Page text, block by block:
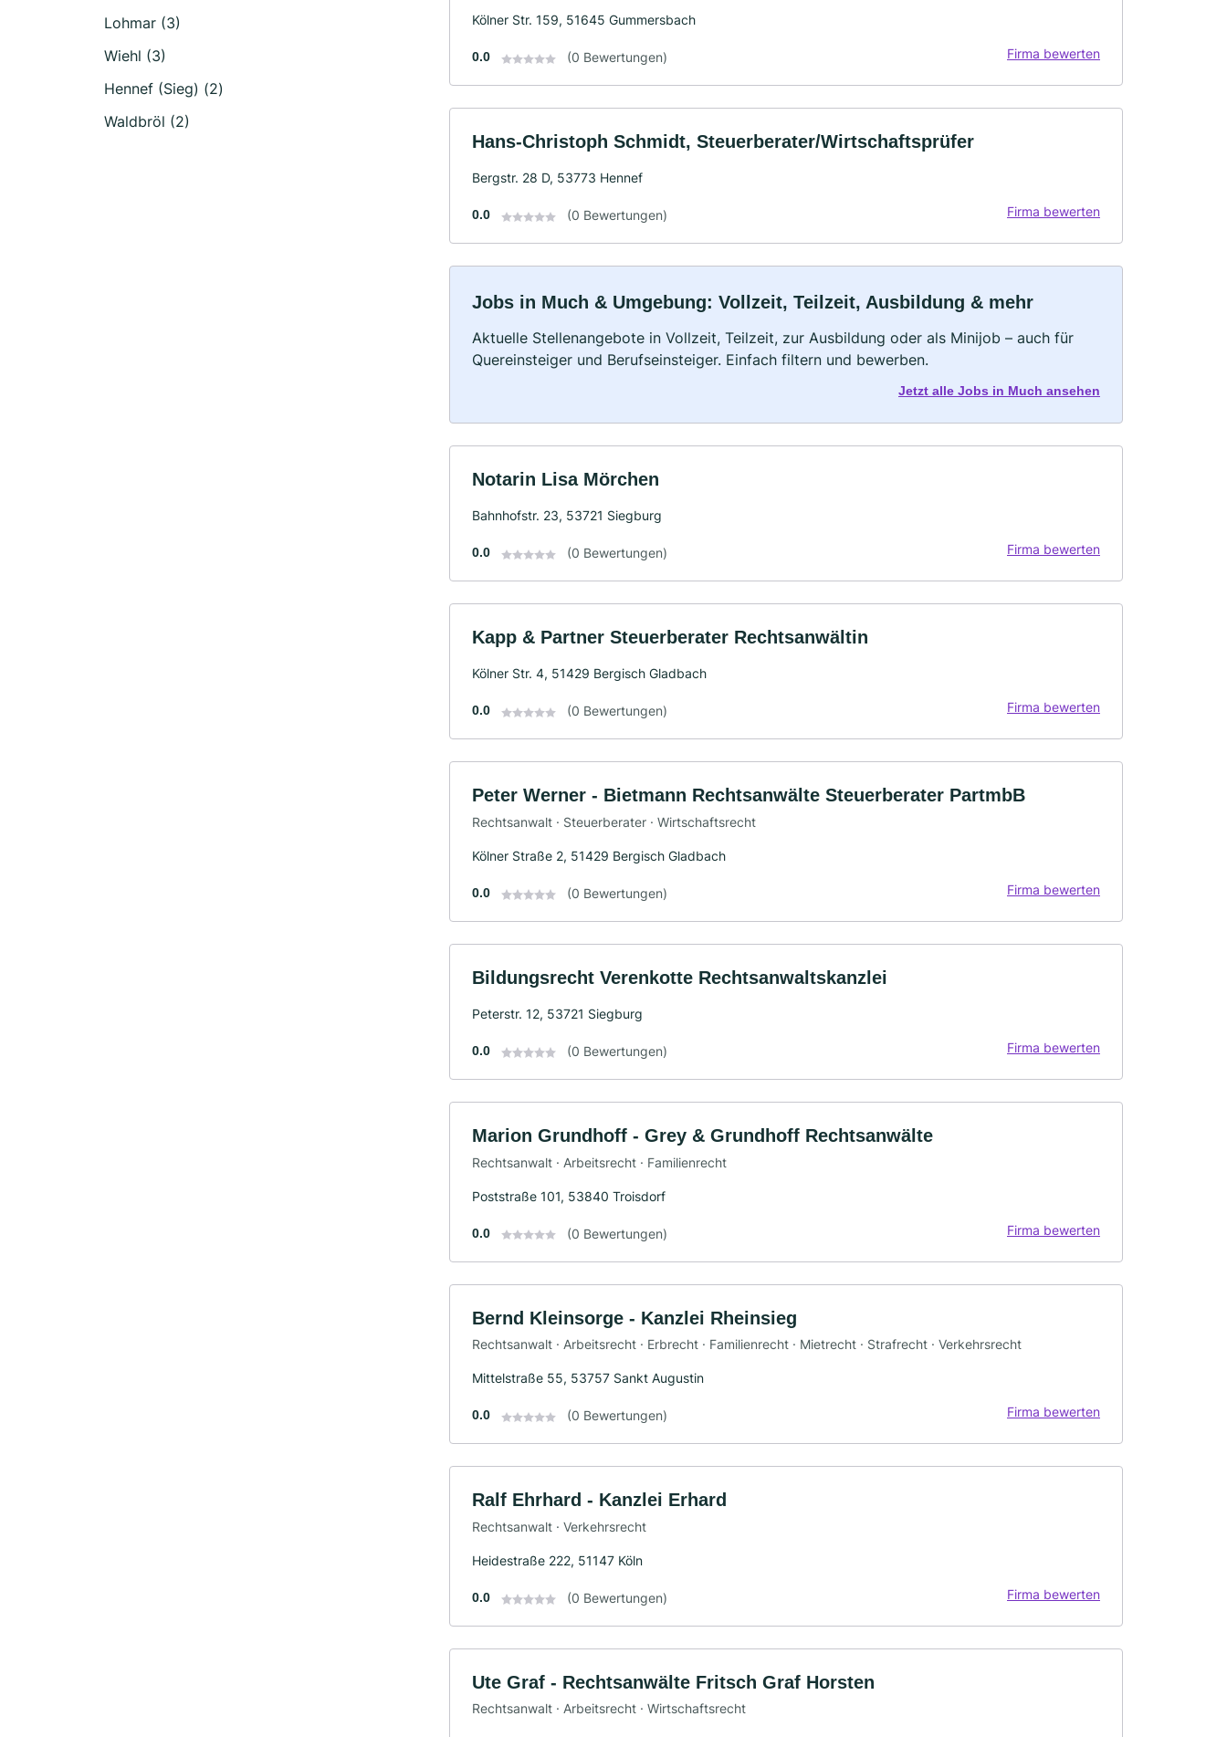
Lohmar (3)
Wiehl (3)
Hennef (Sieg) (2)
Waldbröl (2)
Kölner Str. 159, 51645 Gummersbach
0.0 (0 Bewertungen) Firma bewerten
Hans-Christoph Schmidt, Steuerberater/Wirtschaftsprüfer
Bergstr. 28 D, 53773 Hennef
0.0 (0 Bewertungen) Firma bewerten
Jobs in Much & Umgebung: Vollzeit, Teilzeit, Ausbildung & mehr
Aktuelle Stellenangebote in Vollzeit, Teilzeit, zur Ausbildung oder als Minijob – auch für
Quereinsteiger und Berufseinsteiger. Einfach filtern und bewerben.
Jetzt alle Jobs in Much ansehen
Notarin Lisa Mörchen
Bahnhofstr. 23, 53721 Siegburg
0.0 (0 Bewertungen) Firma bewerten
Kapp & Partner Steuerberater Rechtsanwältin
Kölner Str. 4, 51429 Bergisch Gladbach
0.0 (0 Bewertungen) Firma bewerten
Peter Werner - Bietmann Rechtsanwälte Steuerberater PartmbB
Rechtsanwalt · Steuerberater · Wirtschaftsrecht
Kölner Straße 2, 51429 Bergisch Gladbach
0.0 (0 Bewertungen) Firma bewerten
Bildungsrecht Verenkotte Rechtsanwaltskanzlei
Peterstr. 12, 53721 Siegburg
0.0 (0 Bewertungen) Firma bewerten
Marion Grundhoff - Grey & Grundhoff Rechtsanwälte
Rechtsanwalt · Arbeitsrecht · Familienrecht
Poststraße 101, 53840 Troisdorf
0.0 (0 Bewertungen) Firma bewerten
Bernd Kleinsorge - Kanzlei Rheinsieg
Rechtsanwalt · Arbeitsrecht · Erbrecht · Familienrecht · Mietrecht · Strafrecht · Verkehrsrecht
Mittelstraße 55, 53757 Sankt Augustin
0.0 (0 Bewertungen) Firma bewerten
Ralf Ehrhard - Kanzlei Erhard
Rechtsanwalt · Verkehrsrecht
Heidestraße 222, 51147 Köln
0.0 (0 Bewertungen) Firma bewerten
Ute Graf - Rechtsanwälte Fritsch Graf Horsten
Rechtsanwalt · Arbeitsrecht · Wirtschaftsrecht